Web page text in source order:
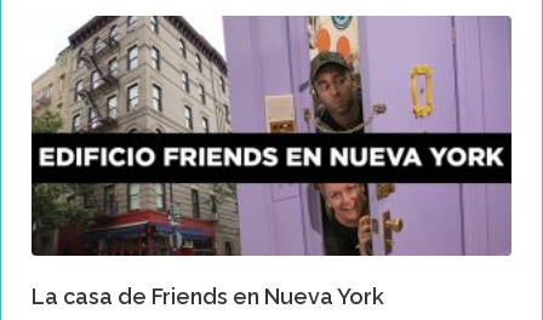
La casa de Friends en Nueva York